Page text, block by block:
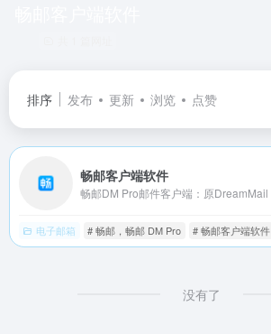
排序 发布 更新 浏览 点赞
畅邮客户端软件
电子邮箱 # 畅邮，畅邮 DM Pro # 畅邮客户端软件
没有了